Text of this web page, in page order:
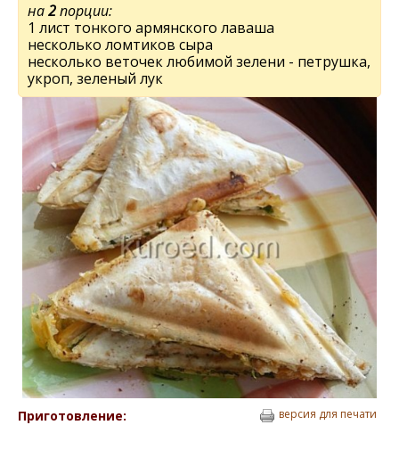
на2порции:
1 лист тонкого армянского лаваша
несколько ломтиков сыра
несколько веточек любимой зелени - петрушка,
укроп, зеленый лук
Приготовление: версия для печати